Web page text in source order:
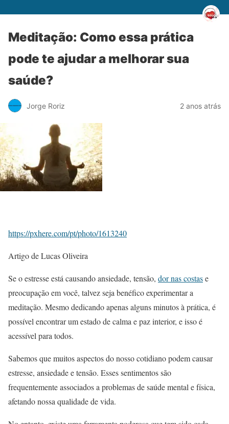
Meditação: Como essa prática
pode te ajudar a melhorar sua
saúde?
Jorge Roriz 2 anos atrás
https://pxhere.com/pt/photo/1613240
Artigo de Lucas Oliveira
Se o estresse está causando ansiedade, tensão, dor nas costase
preocupação em você, talvez seja benéfico experimentar a
meditação. Mesmo dedicando apenas alguns minutos à prática, é
possível encontrar um estado de calma e paz interior, e isso é
acessível para todos.
Sabemos que muitos aspectos do nosso cotidiano podem causar
estresse, ansiedade e tensão. Esses sentimentos são
frequentemente associados a problemas de saúde mental e física,
afetando nossa qualidade de vida.